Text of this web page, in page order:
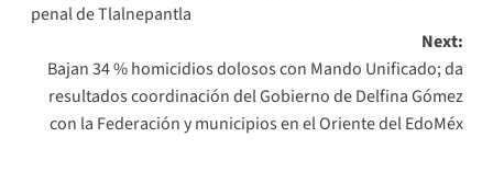
penal de Tlalnepantla
Next:
Bajan 34 % homicidios dolosos con Mando Unificado; da
resultados coordinación del Gobierno de Delfina Gómez
con la Federación y municipios en el Oriente del EdoMéx